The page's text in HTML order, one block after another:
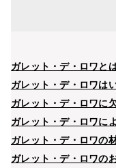
ガレット・デ・ロワと
ガレット・デ・ロワは
ガレット・デ・ロワに
ガレット・デ・ロワに
ガレット・デ・ロワの
ガレット・デ・ロワの